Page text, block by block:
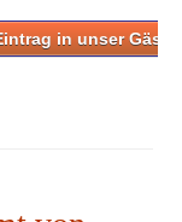
in unser